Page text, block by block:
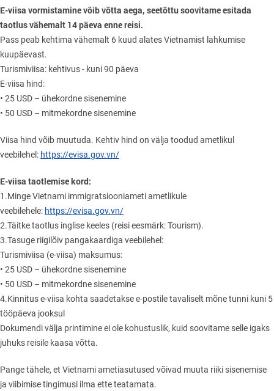
E-viisa vormistamine võib võtta aega, seetõttu soovitame esitada
taotlus vähemalt 14 päeva enne reisi.
Pass peab kehtima vähemalt 6 kuud alates Vietnamist lahkumise
kuupäevast.
Turismiviisa: kehtivus - kuni 90 päeva
E-viisa hind:
• 25 USD – ühekordne sisenemine
• 50 USD – mitmekordne sisenemine
Viisa hind võib muutuda. Kehtiv hind on välja toodud ametlikul
veebilehel: https://evisa.gov.vn/
E-viisa taotlemise kord:
1.Minge Vietnami immigratsiooniameti ametlikule
veebilehele: https://evisa.gov.vn/
2.Täitke taotlus inglise keeles (reisi eesmärk: Tourism).
3.Tasuge riigilõiv pangakaardiga veebilehel:
Turismiviisa (e-viisa) maksumus:
• 25 USD – ühekordne sisenemine
• 50 USD – mitmekordne sisenemine
4.Kinnitus e-viisa kohta saadetakse e-postile tavaliselt mõne tunni kuni 5
tööpäeva jooksul
Dokumendi välja printimine ei ole kohustuslik, kuid soovitame selle igaks
juhuks reisile kaasa võtta.
Pange tähele, et Vietnami ametiasutused võivad muuta riiki sisenemise
ja viibimise tingimusi ilma ette teatamata.